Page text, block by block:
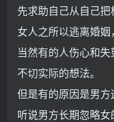
先求助自己从自己把
女人之所以逃离婚姻
当然有的人伤心和
不切实际的想法。
但是有的原因是男方
听说男方长期忽略